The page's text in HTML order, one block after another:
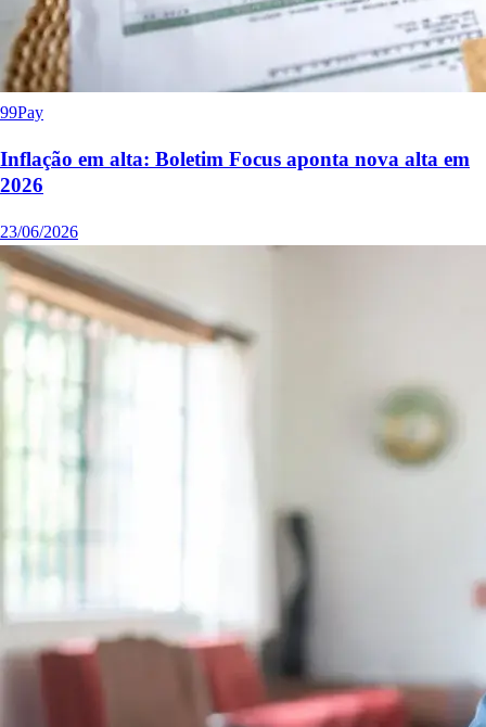
99Pay
Inflação em alta: Boletim Focus aponta nova alta em
2026
23/06/2026